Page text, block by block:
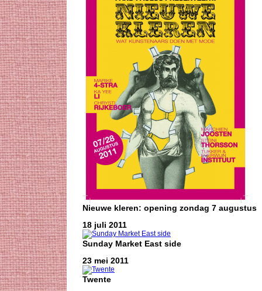
Nieuwe kleren: opening zondag 7 augustus
18 juli 2011
Sunday Market East side
23 mei 2011
Twente